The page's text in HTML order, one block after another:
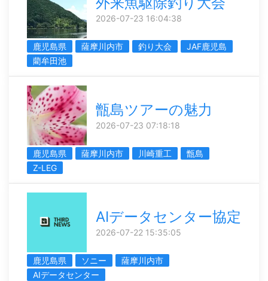
2026-07-23 16:04:38
鹿児島県 薩摩川内市 釣り大会
JAF鹿児島
藺牟田池
甑島ツアーの魅力
2026-07-23 07:18:18
鹿児島県 薩摩川内市 川崎重工
甑島
Z-LEG
AIデータセンター協定
2026-07-22 15:35:05
鹿児島県 ソニー
薩摩川内市
AIデータセンター